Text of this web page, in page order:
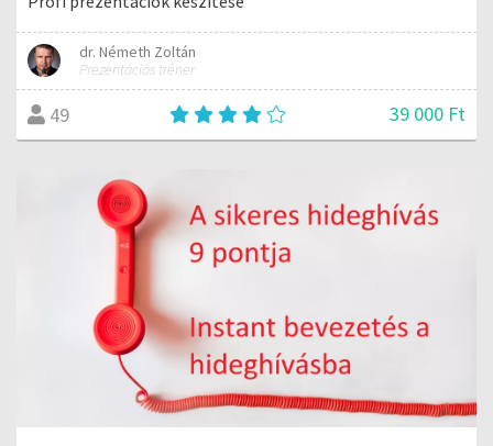
dr. Németh Zoltán
Prezentációs tréner
49 39 000 Ft